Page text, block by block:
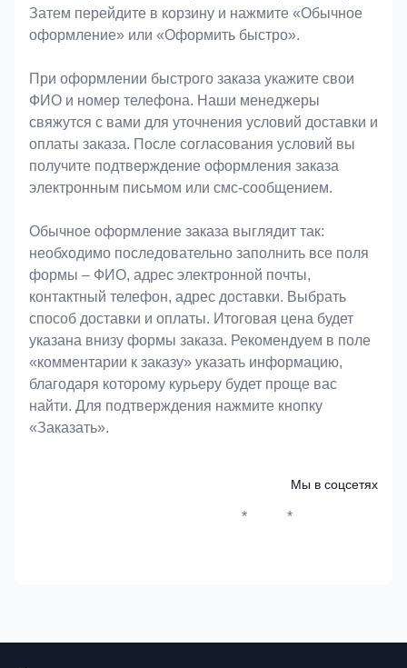
Затем перейдите в корзину и нажмите «Обычное
оформление» или «Оформить быстро».
При оформлении быстрого заказа укажите свои
ФИО и номер телефона. Наши менеджеры
свяжутся с вами для уточнения условий доставки и
оплаты заказа. После согласования условий вы
получите подтверждение оформления заказа
электронным письмом или смс-сообщением.
Обычное оформление заказа выглядит так:
необходимо последовательно заполнить все поля
формы – ФИО, адрес электронной почты,
контактный телефон, адрес доставки. Выбрать
способ доставки и оплаты. Итоговая цена будет
указана внизу формы заказа. Рекомендуем в поле
«комментарии к заказу» указать информацию,
благодаря которому курьеру будет проще вас
найти. Для подтверждения нажмите кнопку
«Заказать».
Мы в соцсетях
* *